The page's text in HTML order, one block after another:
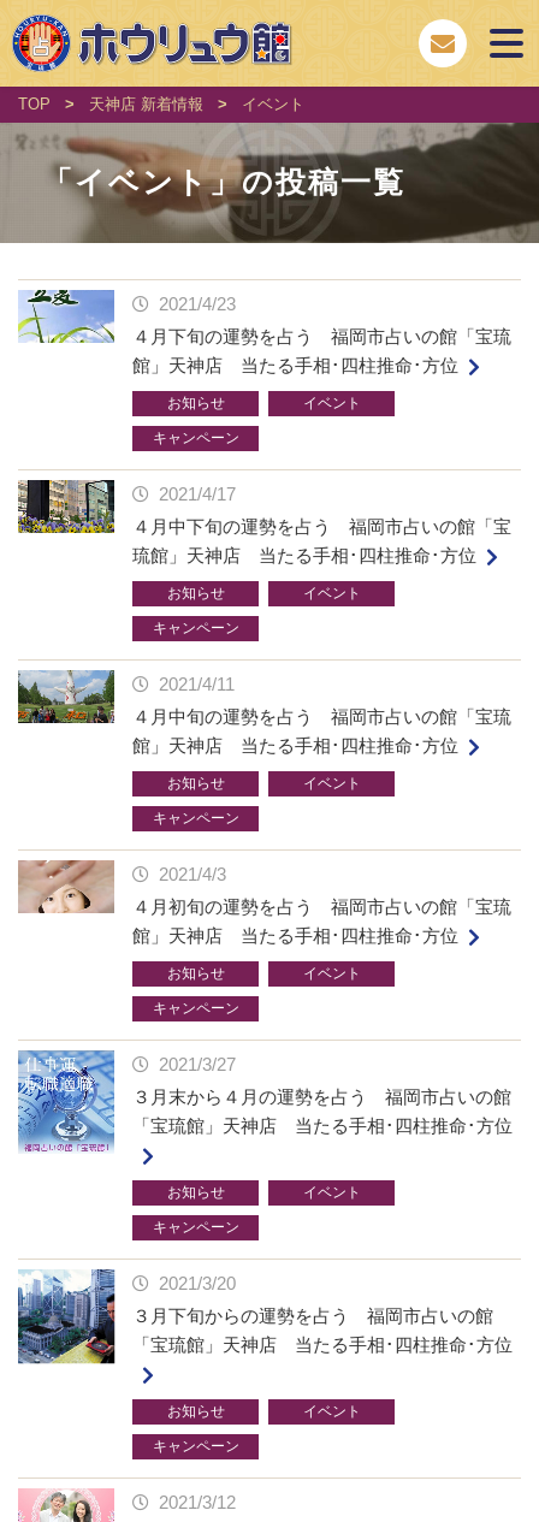
TOP > 天神店 新着情報 > イベント
「イベント」の投稿一覧
2021/4/23
４月下旬の運勢を占う 福岡市占いの館「宝琉
館」天神店 当たる手相･四柱推命･方位
お知らせ イベント
キャンペーン
2021/4/17
４月中下旬の運勢を占う 福岡市占いの館「宝
琉館」天神店 当たる手相･四柱推命･方位
お知らせ イベント
キャンペーン
2021/4/11
４月中旬の運勢を占う 福岡市占いの館「宝琉
館」天神店 当たる手相･四柱推命･方位
お知らせ イベント
キャンペーン
2021/4/3
４月初旬の運勢を占う 福岡市占いの館「宝琉
館」天神店 当たる手相･四柱推命･方位
お知らせ イベント
キャンペーン
2021/3/27
３月末から４月の運勢を占う 福岡市占いの館
「宝琉館」天神店 当たる手相･四柱推命･方位
お知らせ イベント
キャンペーン
2021/3/20
３月下旬からの運勢を占う 福岡市占いの館
「宝琉館」天神店 当たる手相･四柱推命･方位
お知らせ イベント
キャンペーン
2021/3/12